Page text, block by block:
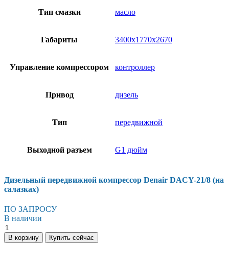
Тип смазки масло
Габариты 3400х1770х2670
Управление компрессором контроллер
Привод дизель
Тип передвижной
Выходной разъем G1 дюйм
Дизельный передвижной компрессор Denair DACY-21/8 (на
салазках)
ПО ЗАПРОСУ
В наличии
Дизельный
передвижной
компрессор
В корзину Купить сейчас